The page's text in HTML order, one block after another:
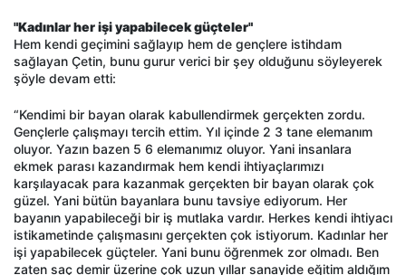
"Kadınlar her işi yapabilecek güçteler"
Hem kendi geçimini sağlayıp hem de gençlere istihdam
sağlayan Çetin, bunu gurur verici bir şey olduğunu söyleyerek
şöyle devam etti:
“Kendimi bir bayan olarak kabullendirmek gerçekten zordu.
Gençlerle çalışmayı tercih ettim. Yıl içinde 2 3 tane elemanım
oluyor. Yazın bazen 5 6 elemanımız oluyor. Yani insanlara
ekmek parası kazandırmak hem kendi ihtiyaçlarımızı
karşılayacak para kazanmak gerçekten bir bayan olarak çok
güzel. Yani bütün bayanlara bunu tavsiye ediyorum. Her
bayanın yapabileceği bir iş mutlaka vardır. Herkes kendi ihtiyacı
istikametinde çalışmasını gerçekten çok istiyorum. Kadınlar her
işi yapabilecek güçteler. Yani bunu öğrenmek zor olmadı. Ben
zaten saç demir üzerine çok uzun yıllar sanayide eğitim aldığım